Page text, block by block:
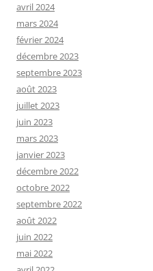
avril 2024
mars 2024
février 2024
décembre 2023
septembre 2023
août 2023
juillet 2023
juin 2023
mars 2023
janvier 2023
décembre 2022
octobre 2022
septembre 2022
août 2022
juin 2022
mai 2022